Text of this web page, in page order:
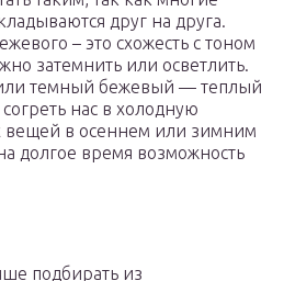
друг на друга.
– это схожесть с тоном
затемнить или осветлить.
темный бежевый — теплый
нас в холодную
вещей в осеннем или зимним
долгое время возможность
подбирать из